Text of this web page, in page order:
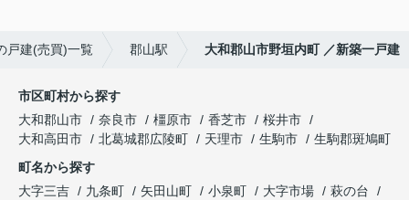
戸建(売買)一覧 郡山駅 大和郡山市野垣内町 ／新築一戸建
市区町村から探す
大和郡山市
奈良市 橿原市 香芝市
桜井市
大和高田市
北葛城郡広陵町 天理市 生駒市
生駒郡斑鳩町
町名から探す
大字三吉
九条町 矢田山町 小泉町 大字市場
萩の台